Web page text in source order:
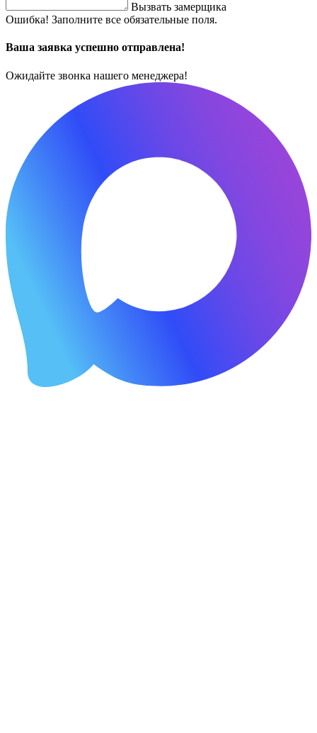
Вызвать замерщика
Ошибка! Заполните все обязательные поля.
Ваша заявка успешно отправлена!
Ожидайте звонка нашего менеджера!